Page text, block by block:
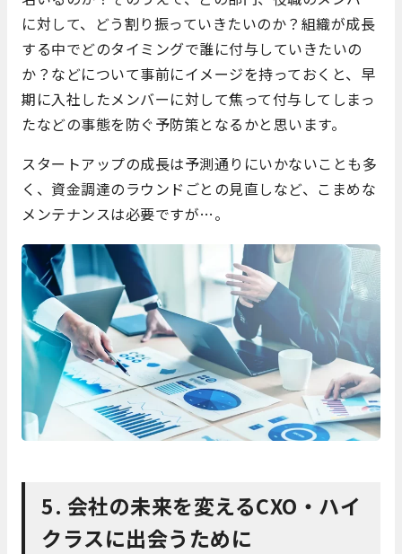
に対して、どう割り振っていきたいのか？組織が成長
する中でどのタイミングで誰に付与していきたいの
か？などについて事前にイメージを持っておくと、早
期に入社したメンバーに対して焦って付与してしまっ
たなどの事態を防ぐ予防策となるかと思います。
スタートアップの成長は予測通りにいかないことも多
く、資金調達のラウンドごとの見直しなど、こまめな
メンテナンスは必要ですが…。
5. 会社の未来を変えるCXO・ハイ
クラスに出会うために